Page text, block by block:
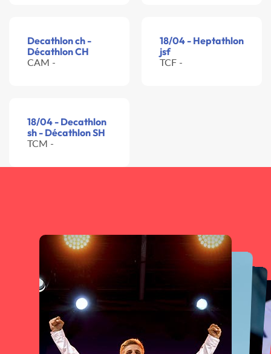
Decathlon ch -
Décathlon CH
CAM -
18/04 - Heptathlon
jsf
TCF -
18/04 - Decathlon
sh - Décathlon SH
TCM -